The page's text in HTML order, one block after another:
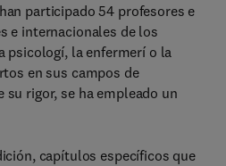
participado 54 profesores e
e internacionales de los
psicologí, la enfermerí o la
en sus campos de
su rigor, se ha empleado un
capítulos específicos que